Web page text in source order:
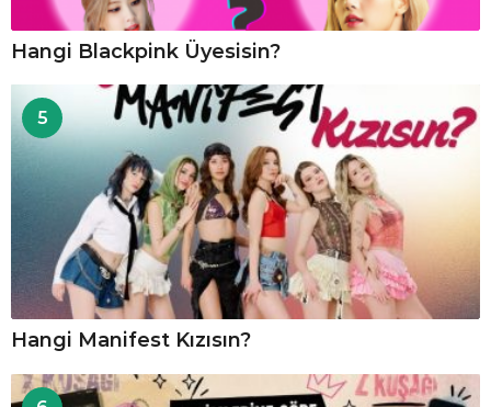
Hangi Blackpink Üyesisin?
5
Hangi Manifest Kızısın?